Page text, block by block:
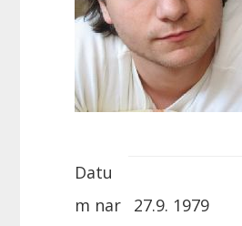
Datu
m nar
27.9. 1979